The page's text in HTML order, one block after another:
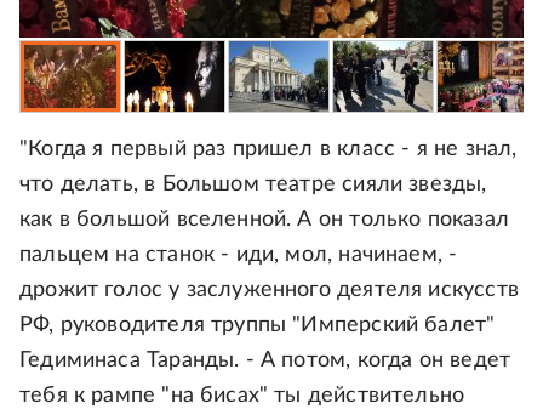
"Когда я первый раз пришел в класс - я не знал,
что делать, в Большом театре сияли звезды,
как в большой вселенной. А он только показал
пальцем на станок - иди, мол, начинаем, -
дрожит голос у заслуженного деятеля искусств
РФ, руководителя труппы "Имперский балет"
Гедиминаса Таранды. - А потом, когда он ведет
тебя к рампе "на бисах" ты действительно